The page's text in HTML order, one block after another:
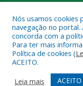
Todos os direitos
Mapa do Site
Nós usamos cookies
navegação no
concorda com a
Para ter mais
Política de cookies (
ACEITO.
Leia mais
ACEITO